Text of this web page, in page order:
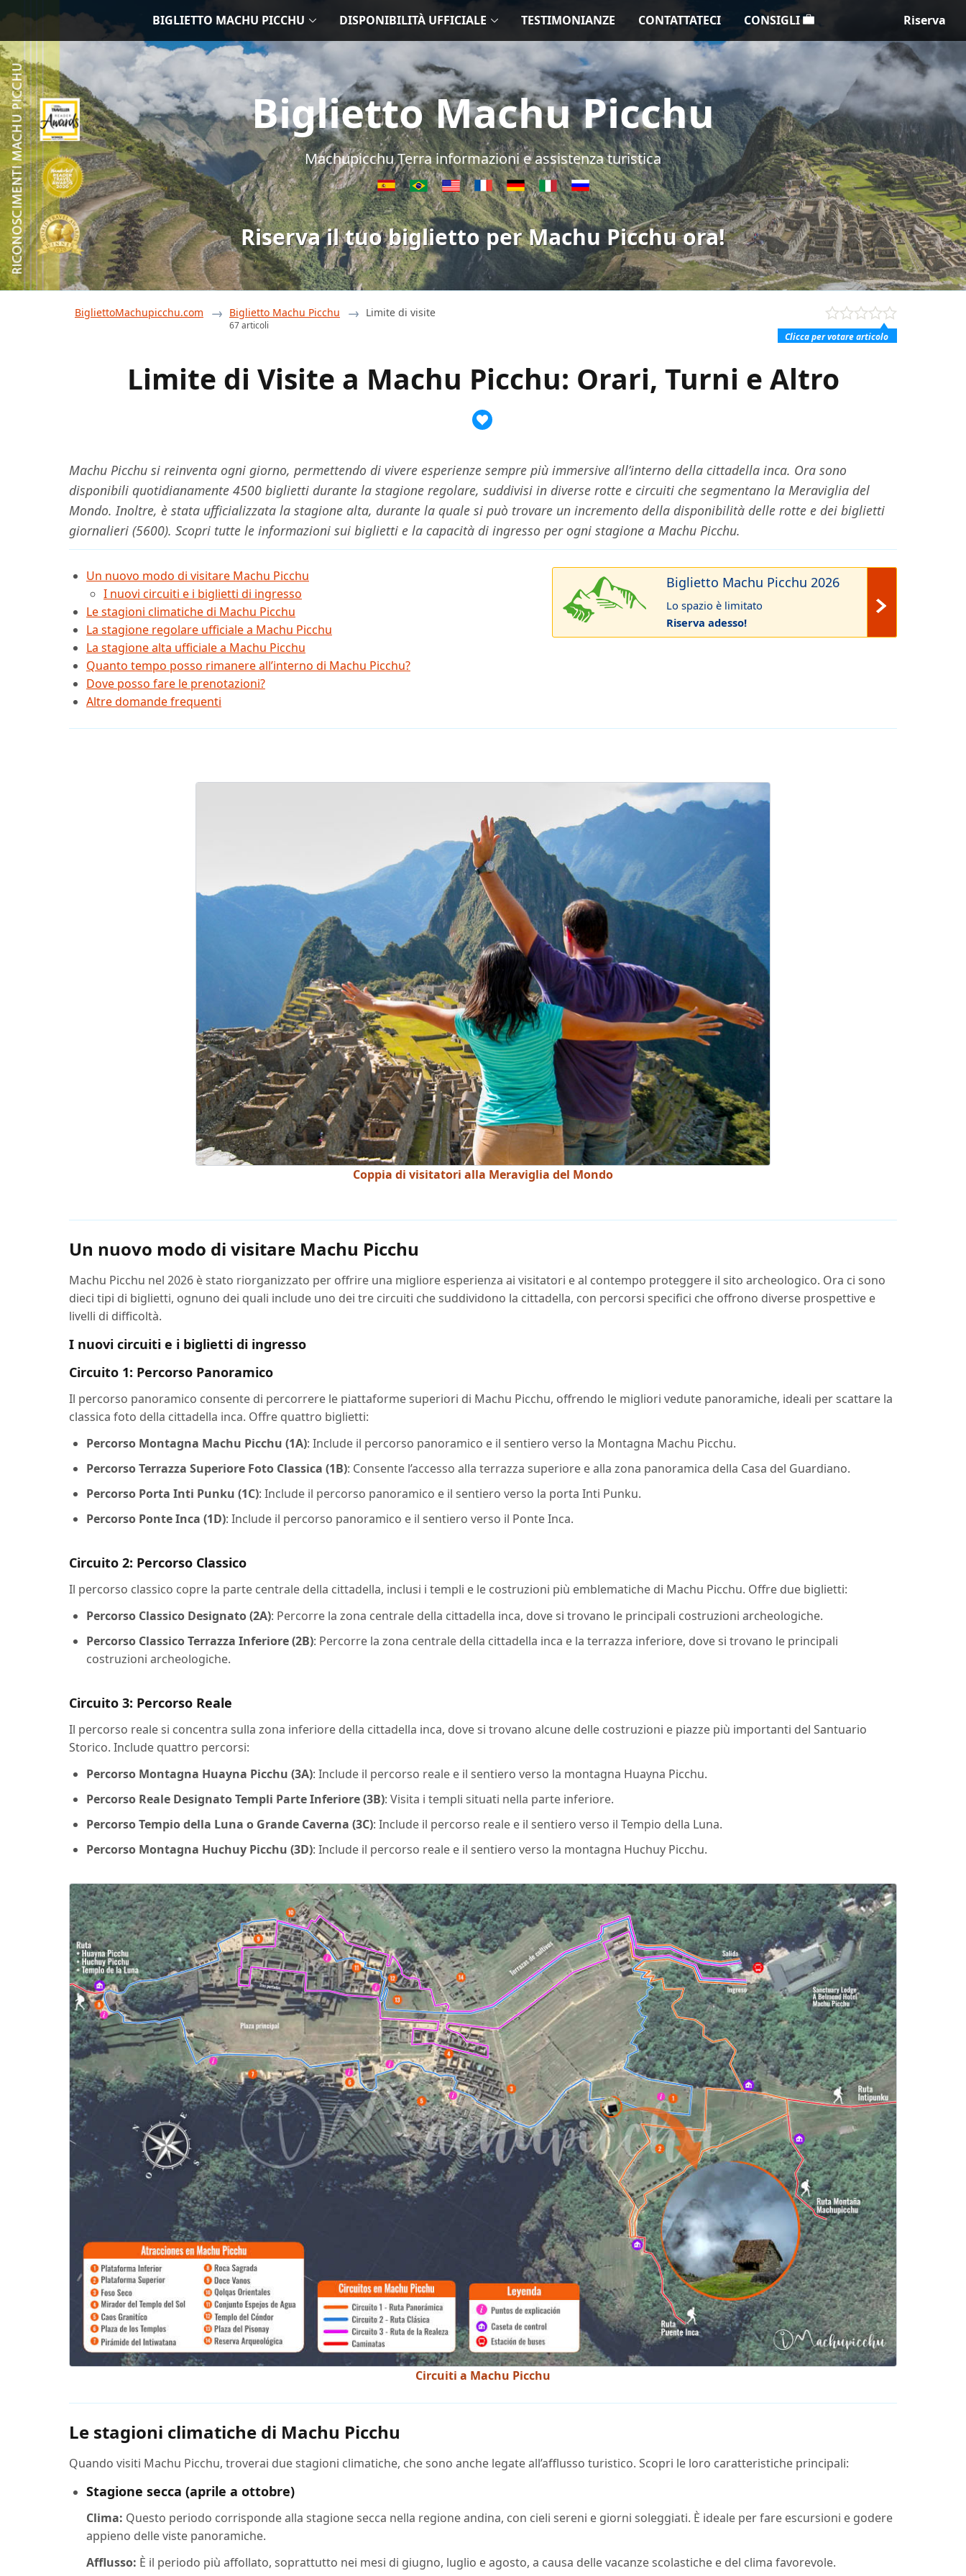
BIGLIETTO MACHU PICCHU DISPONIBILITÀ UFFICIALE TESTIMONIANZE CONTATTATECI CONSIGLI Riserva
Biglietto Machu Picchu
Machupicchu Terra informazioni e assistenza turistica
Riserva il tuo biglietto per Machu Picchu ora!
BigliettoMachupicchu.com Biglietto Machu Picchu
67 articoli
Limite di visite
Clicca per votare articolo
Limite di Visite a Machu Picchu: Orari, Turni e Altro
Machu Picchu si reinventa ogni giorno, permettendo di vivere esperienze sempre più immersive all’interno della cittadella inca. Ora sono
disponibili quotidianamente 4500 biglietti durante la stagione regolare, suddivisi in diverse rotte e circuiti che segmentano la Meraviglia del
Mondo. Inoltre, è stata ufficializzata la stagione alta, durante la quale si può trovare un incremento della disponibilità delle rotte e dei biglietti
giornalieri (5600). Scopri tutte le informazioni sui biglietti e la capacità di ingresso per ogni stagione a Machu Picchu.
Biglietto Machu Picchu 2026
Lo spazio è limitato
Riserva adesso!
Un nuovo modo di visitare Machu Picchu
I nuovi circuiti e i biglietti di ingresso
Le stagioni climatiche di Machu Picchu
La stagione regolare ufficiale a Machu Picchu
La stagione alta ufficiale a Machu Picchu
Quanto tempo posso rimanere all’interno di Machu Picchu?
Dove posso fare le prenotazioni?
Altre domande frequenti
Coppia di visitatori alla Meraviglia del Mondo
Un nuovo modo di visitare Machu Picchu
Machu Picchu nel 2026 è stato riorganizzato per offrire una migliore esperienza ai visitatori e al contempo proteggere il sito archeologico. Ora ci sono
dieci tipi di biglietti, ognuno dei quali include uno dei tre circuiti che suddividono la cittadella, con percorsi specifici che offrono diverse prospettive e
livelli di difficoltà.
I nuovi circuiti e i biglietti di ingresso
Circuito 1: Percorso Panoramico
Il percorso panoramico consente di percorrere le piattaforme superiori di Machu Picchu, offrendo le migliori vedute panoramiche, ideali per scattare la
classica foto della cittadella inca. Offre quattro biglietti:
Percorso Montagna Machu Picchu (1A): Include il percorso panoramico e il sentiero verso la Montagna Machu Picchu.
Percorso Terrazza Superiore Foto Classica (1B): Consente l’accesso alla terrazza superiore e alla zona panoramica della Casa del Guardiano.
Percorso Porta Inti Punku (1C): Include il percorso panoramico e il sentiero verso la porta Inti Punku.
Percorso Ponte Inca (1D): Include il percorso panoramico e il sentiero verso il Ponte Inca.
Circuito 2: Percorso Classico
Il percorso classico copre la parte centrale della cittadella, inclusi i templi e le costruzioni più emblematiche di Machu Picchu. Offre due biglietti:
Percorso Classico Designato (2A): Percorre la zona centrale della cittadella inca, dove si trovano le principali costruzioni archeologiche.
Percorso Classico Terrazza Inferiore (2B): Percorre la zona centrale della cittadella inca e la terrazza inferiore, dove si trovano le principali
costruzioni archeologiche.
Circuito 3: Percorso Reale
Il percorso reale si concentra sulla zona inferiore della cittadella inca, dove si trovano alcune delle costruzioni e piazze più importanti del Santuario
Storico. Include quattro percorsi:
Percorso Montagna Huayna Picchu (3A): Include il percorso reale e il sentiero verso la montagna Huayna Picchu.
Percorso Reale Designato Templi Parte Inferiore (3B): Visita i templi situati nella parte inferiore.
Percorso Tempio della Luna o Grande Caverna (3C): Include il percorso reale e il sentiero verso il Tempio della Luna.
Percorso Montagna Huchuy Picchu (3D): Include il percorso reale e il sentiero verso la montagna Huchuy Picchu.
Circuiti a Machu Picchu
Le stagioni climatiche di Machu Picchu
Quando visiti Machu Picchu, troverai due stagioni climatiche, che sono anche legate all’afflusso turistico. Scopri le loro caratteristiche principali:
Stagione secca (aprile a ottobre)
Clima: Questo periodo corrisponde alla stagione secca nella regione andina, con cieli sereni e giorni soleggiati. È ideale per fare escursioni e godere
appieno delle viste panoramiche.
Afflusso: È il periodo più affollato, soprattutto nei mesi di giugno, luglio e agosto, a causa delle vacanze scolastiche e del clima favorevole.